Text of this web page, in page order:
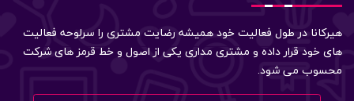
هیرکانا در طول فعالیت خود همیشه رضایت مشتری را سرلوحه فعالیت
های خود قرار داده و مشتری مداری یکی از اصول و خط قرمز های شرکت
محسوب می شود.